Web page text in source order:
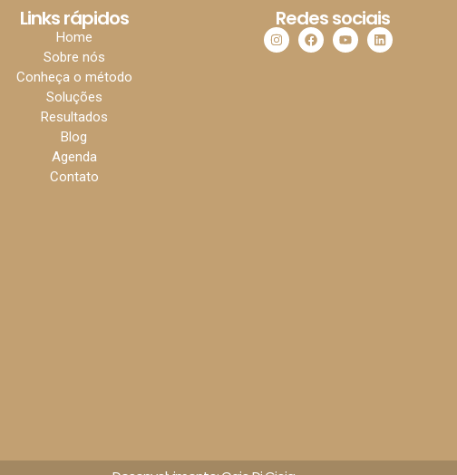
Links rápidos
Home
Sobre nós
Conheça o método
Soluções
Resultados
Blog
Agenda
Contato
Redes sociais